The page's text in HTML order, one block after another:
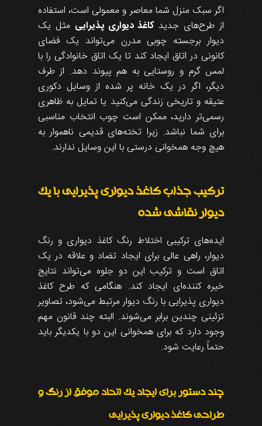
اگر سبک منزل شما معاصر و معمولی است، استفاده
از طرح‌های جدیدکاغذ دیواری پذیرایی مثل یک
دیوار برجسته چوبی مدرن می‌تواند یک فضای
کانونی در اتاق ایجاد کند تا یک اتاق خانوادگی را با
لمس گرم و روستایی به هم پیوند دهد. از طرف
دیگر، اگر در یک خانه پر شده از وسایل دکوری
عتیقه و تاریخی زندگی می‌کنید یا تمایل به ظاهری
رسمی‌تر دارید، ممکن است چوب انتخاب مناسبی
برای شما نباشد. زیرا تخته‌های قدیمی ناهموار به
هیچ وجه همخوانی درستی با این وسایل ندارند.
ترکیب جذاب کاغذ دیواری پذیرایی با یک
دیوار نقاشی شده
ایده‌های ترکیبی اختلاط رنگ کاغذ دیواری و رنگ
دیوار، راهی عالی برای ایجاد تضاد و علاقه در یک
اتاق است و ترکیب این دو جلوه می‌تواند نتایج
خیره کننده‌ای ایجاد کند. هنگامی که طرح کاغذ
دیواری پذیرایی با رنگ دیوار مرتبط می‌شود، تصاویر
تزئینی چندین برابر می‌شوند. البته چند قانون مهم
وجود دارد که برای همخوانی این دو با یکدیگر باید
حتماً رعایت شود.
چند دستور برای ایجاد یک اتحاد موفق از رنگ و
طراحی کاغذ دیواری پذیرایی